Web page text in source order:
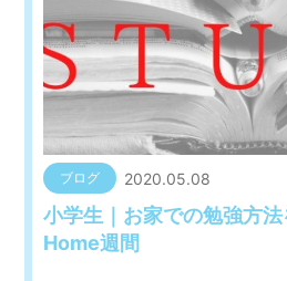
ブログ 2020.05.08
小学生｜お家での勉強方
Home週間